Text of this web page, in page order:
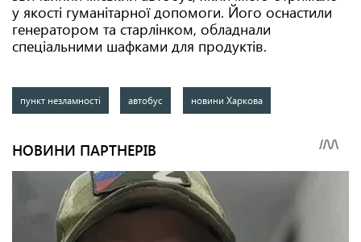
у якості гуманітарної допомоги. Його оснастили
генератором та старлінком, обладнали
спеціальними шафками для продуктів.
пункт незламності автобус новини Харкова